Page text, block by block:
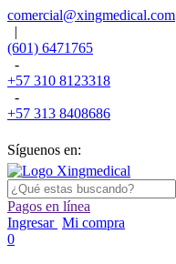
comercial@xingmedical.com
|
(601) 6471765
-
+57 310 8123318
-
+57 313 8408686
Síguenos en:
Pagos en línea
Ingresar Mi compra
0